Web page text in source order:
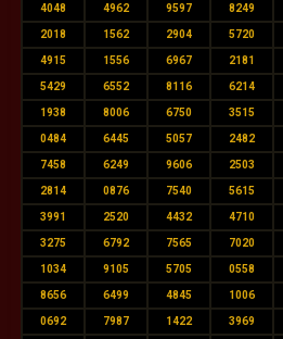
4048 4962 9597 8249
2018 1562 2904 5720
4915 1556 6967 2181
5429 6552 8116 6214
1938 8006 6750 3515
0484 6445 5057 2482
7458 6249 9606 2503
2814 0876 7540 5615
3991 2520 4432 4710
3275 6792 7565 7020
1034 9105 5705 0558
8656 6499 4845 1006
0692 7987 1422 3969